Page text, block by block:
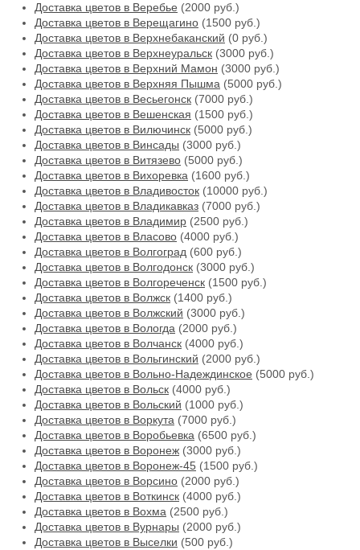
Доставка цветов в Веребье (2000 руб.)
Доставка цветов в Верещагино (1500 руб.)
Доставка цветов в Верхнебаканский (0 руб.)
Доставка цветов в Верхнеуральск (3000 руб.)
Доставка цветов в Верхний Мамон (3000 руб.)
Доставка цветов в Верхняя Пышма (5000 руб.)
Доставка цветов в Весьегонск (7000 руб.)
Доставка цветов в Вешенская (1500 руб.)
Доставка цветов в Вилючинск (5000 руб.)
Доставка цветов в Винсады (3000 руб.)
Доставка цветов в Витязево (5000 руб.)
Доставка цветов в Вихоревка (1600 руб.)
Доставка цветов в Владивосток (10000 руб.)
Доставка цветов в Владикавказ (7000 руб.)
Доставка цветов в Владимир (2500 руб.)
Доставка цветов в Власово (4000 руб.)
Доставка цветов в Волгоград (600 руб.)
Доставка цветов в Волгодонск (3000 руб.)
Доставка цветов в Волгореченск (1500 руб.)
Доставка цветов в Волжск (1400 руб.)
Доставка цветов в Волжский (3000 руб.)
Доставка цветов в Вологда (2000 руб.)
Доставка цветов в Волчанск (4000 руб.)
Доставка цветов в Вольгинский (2000 руб.)
Доставка цветов в Вольно-Надеждинское (5000 руб.)
Доставка цветов в Вольск (4000 руб.)
Доставка цветов в Вольский (1000 руб.)
Доставка цветов в Воркута (7000 руб.)
Доставка цветов в Воробьевка (6500 руб.)
Доставка цветов в Воронеж (3000 руб.)
Доставка цветов в Воронеж-45 (1500 руб.)
Доставка цветов в Ворсино (2000 руб.)
Доставка цветов в Воткинск (4000 руб.)
Доставка цветов в Вохма (2500 руб.)
Доставка цветов в Вурнары (2000 руб.)
Доставка цветов в Выселки (500 руб.)